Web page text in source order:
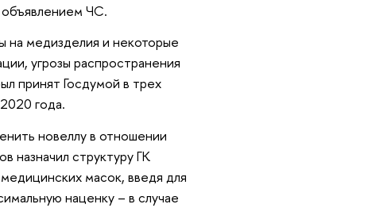
ЧС.
на медизделия и некоторые
угрозы распространения
принят Госдумой в трех
года.
новеллу в отношении
назначил структуру ГК
масок, введя для
наценку – в случае